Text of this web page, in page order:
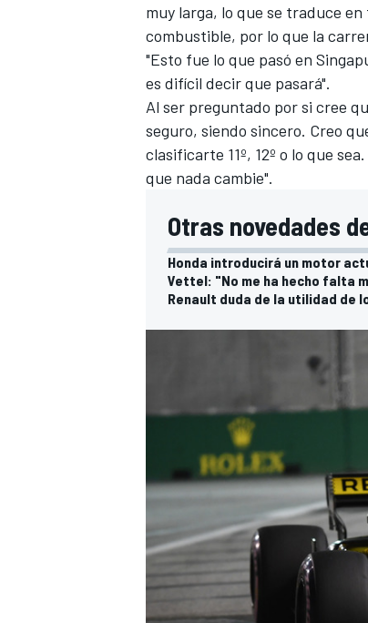
muy larga, lo que se traduce
combustible, por lo que la
"Esto fue lo que pasó en
es difícil decir que pasará".
Al ser preguntado por si cree
seguro, siendo sincero. Creo
clasificarte 11º, 12º o lo que
que nada cambie".
Otras novedades
Honda introducirá un motor
Vettel: "No me ha hecho falta
Renault duda de la utilidad de